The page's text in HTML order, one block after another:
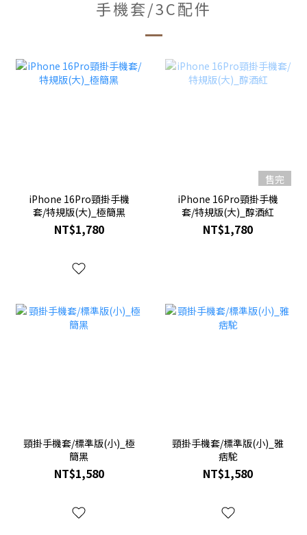
手機套/3C配件
iPhone 16Pro頸掛手機
套/特規版(大)_極簡黑
NT$1,780
售完
iPhone 16Pro頸掛手機
套/特規版(大)_醇酒紅
NT$1,780
頸掛手機套/標準版(小)_極
簡黑
NT$1,580
頸掛手機套/標準版(小)_雅
痞駝
NT$1,580